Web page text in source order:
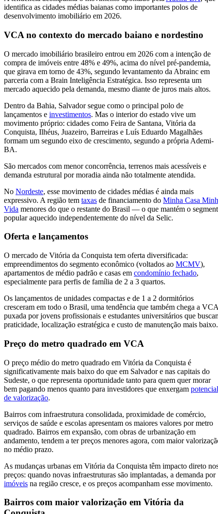
identifica as cidades médias baianas como importantes polos de
desenvolvimento imobiliário em 2026.
VCA no contexto do mercado baiano e nordestino
O mercado imobiliário brasileiro entrou em 2026 com a intenção de
compra de imóveis entre 48% e 49%, acima do nível pré-pandemia,
que girava em torno de 43%, segundo levantamento da Abrainc em
parceria com a Brain Inteligência Estratégica. Isso representa um
mercado aquecido pela demanda, mesmo diante de juros mais altos.
Dentro da Bahia, Salvador segue como o principal polo de
lançamentos e investimentos. Mas o interior do estado vive um
movimento próprio: cidades como Feira de Santana, Vitória da
Conquista, Ilhéus, Juazeiro, Barreiras e Luís Eduardo Magalhães
formam um segundo eixo de crescimento, segundo a própria Ademi-
BA.
São mercados com menor concorrência, terrenos mais acessíveis e
demanda estrutural por moradia ainda não totalmente atendida.
No Nordeste, esse movimento de cidades médias é ainda mais
expressivo. A região tem taxas de financiamento do Minha Casa
Vida menores do que o restante do Brasil — o que mantém o
popular aquecido independentemente do nível da Selic.
Oferta e lançamentos
O mercado de Vitória da Conquista tem oferta diversificada:
empreendimentos do segmento econômico (voltados ao MCMV),
apartamentos de médio padrão e casas em condomínio fechado,
especialmente para perfis de família de 2 a 3 quartos.
Os lançamentos de unidades compactas e de 1 a 2 dormitórios
cresceram em todo o Brasil, uma tendência que também chega a
puxada por jovens profissionais e estudantes universitários que
praticidade, localização estratégica e custo de manutenção mais
Preço do metro quadrado em VCA
O preço médio do metro quadrado em Vitória da Conquista é
significativamente mais baixo do que em Salvador e nas capitais do
Sudeste, o que representa oportunidade tanto para quem quer morar
bem pagando menos quanto para investidores que enxergam potencial
de valorização.
Bairros com infraestrutura consolidada, proximidade de comércio,
serviços de saúde e escolas apresentam os maiores valores por metro
quadrado. Bairros em expansão, com obras de urbanização em
andamento, tendem a ter preços menores agora, com maior
no médio prazo.
As mudanças urbanas em Vitória da Conquista têm impacto direto
preços: quando novas infraestruturas são implantadas, a demanda por
imóveis na região cresce, e os preços acompanham esse movimento.
Bairros com maior valorização em Vitória da